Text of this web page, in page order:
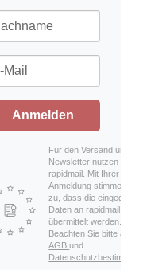
Anmelden
Für den Versand unserer
Newsletter nutzen wir
rapidmail. Mit Ihrer
Anmeldung stimmen Sie
zu, dass die eingegebenen
Daten an rapidmail
übermittelt werden.
Beachten Sie bitte auch die
AGBund
Datenschutzbestimmungen